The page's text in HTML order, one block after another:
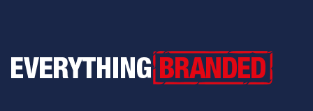
Everything Branded